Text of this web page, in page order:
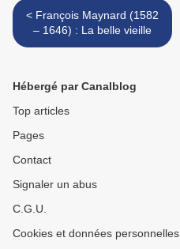
< François Maynard (1582
– 1646) : La belle vieille
Hébergé par Canalblog
Top articles
Pages
Contact
Signaler un abus
C.G.U.
Cookies et données personnelles